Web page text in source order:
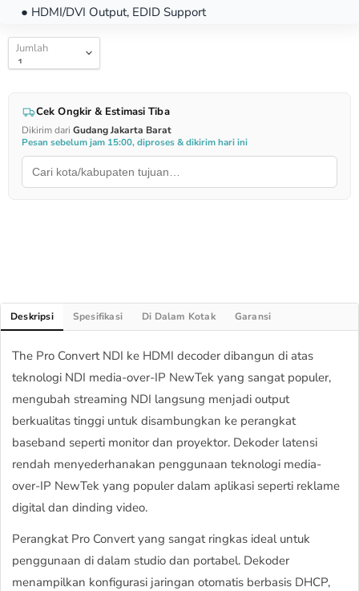
● HDMI/DVI Output, EDID Support
Jumlah
Cek Ongkir & Estimasi Tiba
Dikirim dari Gudang Jakarta Barat
Pesan sebelum jam 15:00, diproses & dikirim hari ini
Deskripsi Spesifikasi Di Dalam Kotak Garansi
The Pro Convert NDI ke HDMI decoder dibangun di atas
teknologi NDI media-over-IP NewTek yang sangat populer,
mengubah streaming NDI langsung menjadi output
berkualitas tinggi untuk disambungkan ke perangkat
baseband seperti monitor dan proyektor. Dekoder latensi
rendah menyederhanakan penggunaan teknologi media-
over-IP NewTek yang populer dalam aplikasi seperti reklame
digital dan dinding video.
Perangkat Pro Convert yang sangat ringkas ideal untuk
penggunaan di dalam studio dan portabel. Dekoder
menampilkan konfigurasi jaringan otomatis berbasis DHCP,